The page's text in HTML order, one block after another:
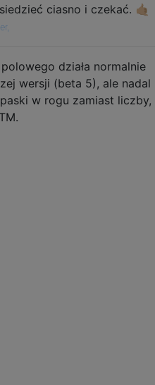
ciasno i czekać. 🤙🏼
działa normalnie
wersji (beta 5), ​​ale nadal
w rogu zamiast liczby,